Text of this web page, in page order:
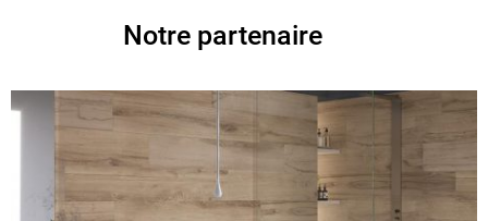
Notre partenaire